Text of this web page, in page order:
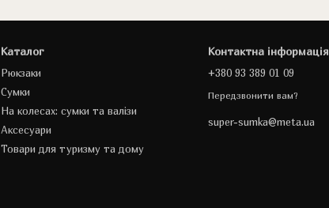
Каталог
Рюкзаки
Сумки
На колесах: сумки та валізи
Аксесуари
Товари для туризму та дому
Контактна інформація
+380 93 389 01 09
Передзвонити вам?
super-sumka@meta.ua